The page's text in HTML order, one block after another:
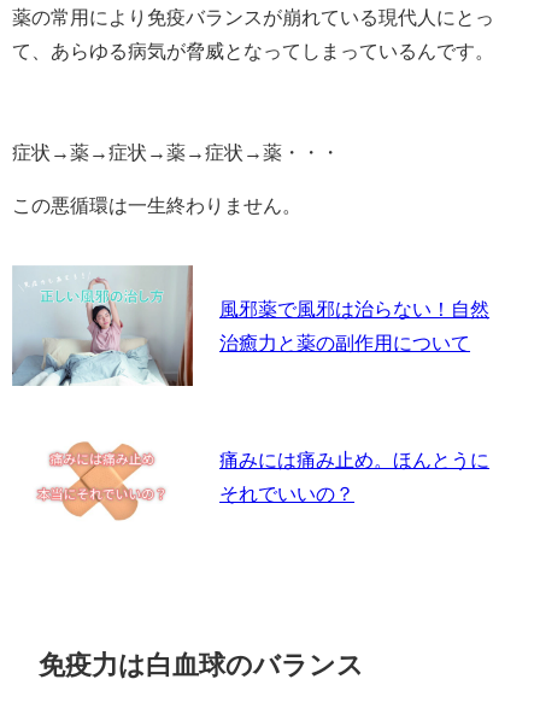
薬の常用により免疫バランスが崩れている現代人にとっ
て、あらゆる病気が脅威となってしまっているんです。
症状→薬→症状→薬→症状→薬・・・
この悪循環は一生終わりません。
風邪薬で風邪は治らない！自然
治癒力と薬の副作用について
痛みには痛み止め。ほんとうに
それでいいの？
免疫力は白血球のバランス